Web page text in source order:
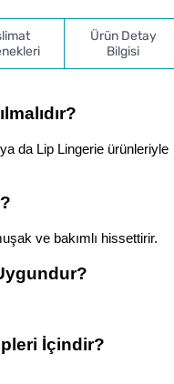
Ürün Detay
Bilgisi
da Lip Lingerie ürünleriyle
ve bakımlı hissettirir.
İçindir?